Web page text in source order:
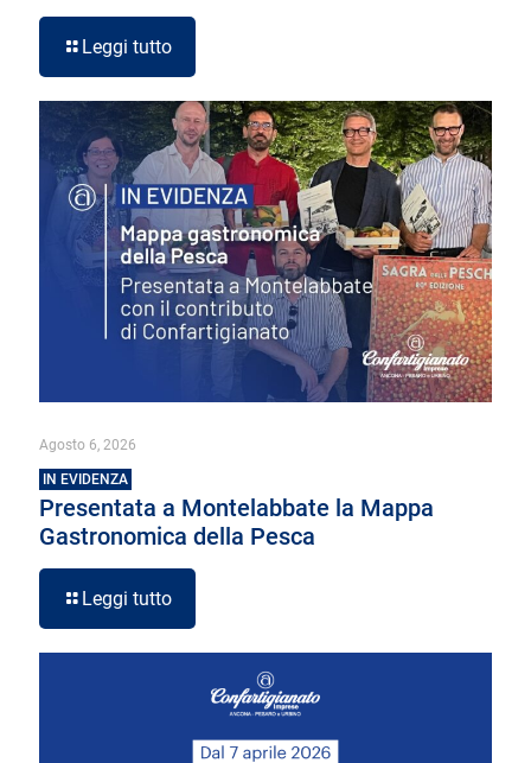
Leggi tutto
Agosto 6, 2026
IN EVIDENZA
Presentata a Montelabbate la Mappa
Gastronomica della Pesca
Leggi tutto